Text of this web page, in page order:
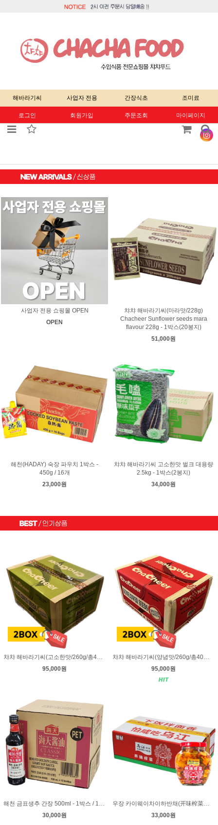
해바라기씨 사업자 전용 간장식초 조미료
로그인 회원가입 주문조회 마이페이지
사업자 전용 쇼핑몰 OPEN
OPEN
챠챠 해바라기씨(마라맛/228g)
Chacheer Sunflower seeds mara
flavour 228g - 1박스(20봉지)
51,000원
해천(HADAY) 숙장 파우치 1박스 -
450g / 16개
23,000원
챠챠 해바라기씨 고소한맛 벌크 대용량
2.5kg - 1박스(2봉지)
34,000원
챠챠 해바라기씨(고소한맛/260g/총40봉지/20봉지 X 2박스/무료배송/종류별변경가능) Chacheer Sunflower seeds original flavour 260g 2BOX
95,000원
챠챠 해바라기씨(양념맛/260g/총40봉지/20봉지 X 2박스/무료배송/종류별변경가능) Chacheer Sunflower seeds spiced flavour 260g 2BOX
95,000원
해천 금표생추 간장 500ml - 1박스 / 12병
30,000원
우장 카이웨이차이하반채(开味榨菜下饭菜) 짜차이 - 300g / 12병 / 1박스
33,000원